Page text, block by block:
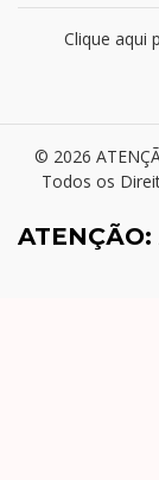
Clique aqui
© 2026
Todos os